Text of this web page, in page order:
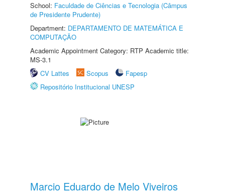
School: Faculdade de Ciências e Tecnologia (Câmpus
de Presidente Prudente)
Department: DEPARTAMENTO DE MATEMÁTICA E
COMPUTAÇÃO
Academic Appointment Category: RTP Academic title:
MS-3.1
CV Lattes
Scopus
Fapesp
Repositório Institucional UNESP
Marcio Eduardo de Melo Viveiros